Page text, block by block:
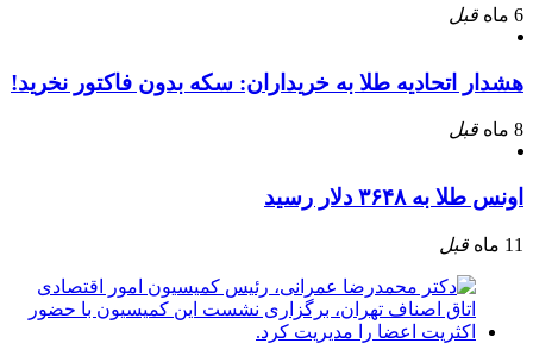
6 ماه قبل
هشدار اتحادیه طلا به خریداران: سکه بدون فاکتور نخرید!
8 ماه قبل
اونس طلا به ۳۶۴۸ دلار رسید
11 ماه قبل